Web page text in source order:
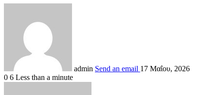
admin Send an email 17 Μαΐου, 2026
0 6 Less than a minute